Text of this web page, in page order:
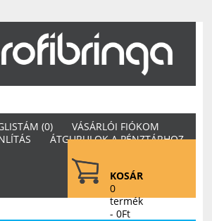
KOSÁR
0
termék
- 0Ft
(0)
VÁSÁRLÓI FIÓKOM
ÁTGURULOK A PÉNZTÁRHOZ